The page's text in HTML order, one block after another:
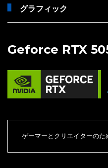
グラフィック
Geforce RTX
ゲーマーとクリエイターの